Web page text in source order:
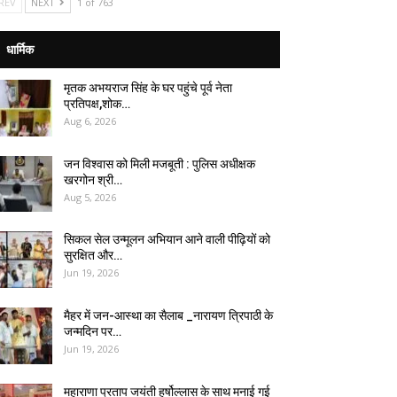
धार्मिक
मृतक अभयराज सिंह के घर पहुंचे पूर्व नेता
प्रतिपक्ष,शोक…
Aug 6, 2026
जन विश्वास को मिली मजबूती : पुलिस अधीक्षक
खरगोन श्री…
Aug 5, 2026
सिकल सेल उन्मूलन अभियान आने वाली पीढ़ियों को
सुरक्षित और…
Jun 19, 2026
मैहर में जन-आस्था का सैलाब _नारायण त्रिपाठी के
जन्मदिन पर…
Jun 19, 2026
महाराणा प्रताप जयंती हर्षोल्लास के साथ मनाई गई